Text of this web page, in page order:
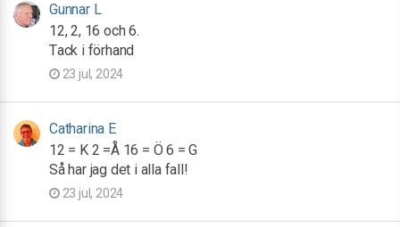
Gunnar L
12, 2, 16 och 6.
Tack i förhand
23 jul, 2024
Catharina E
12 = K 2 =Å 16 = Ö 6 = G
Så har jag det i alla fall!
23 jul, 2024